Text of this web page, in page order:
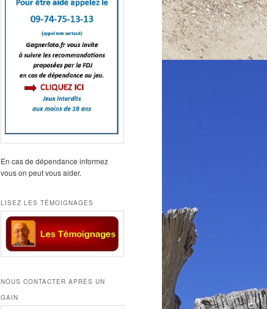
En cas de dépendance informez
vous on peut vous aider.
LISEZ LES TÉMOIGNAGES
NOUS CONTACTER APRÈS UN
GAIN